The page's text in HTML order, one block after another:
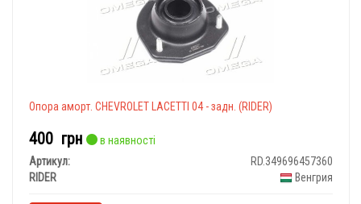
Опора аморт. CHEVROLET LACETTI 04 - задн. (RIDER)
400 грн
в наявності
Артикул:
RD.349696457360
RIDER
Венгрия